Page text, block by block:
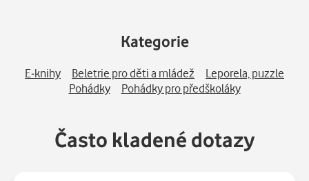
Kategorie
E-knihy Beletrie pro děti a mládež
Leporela, puzzle
Pohádky
Pohádky pro předškoláky
Často kladené dotazy